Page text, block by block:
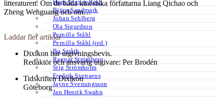
Hans-Ingvar Roth
Björn Sandmark
Johan Sehlberg
Ola Sigurdson
Pernilla Ståhl
Pernilla Ståhl (red.)
Bo Stråth
Ragnar Strömberg
Stig Strömholm
Fredrik Svenaeus
Jayne Svenungsson
Jan Henrik Swahn
litteraturen. Om de båda kinesiska författarna Liang Qichao och
Zheng Wenguang och om…
Laddar fler artiklar
Dixikon har utgivningsbevis.
Redaktör och ansvarig utgivare: Per Brodén
Tidskriften Dixikon
Göteborg